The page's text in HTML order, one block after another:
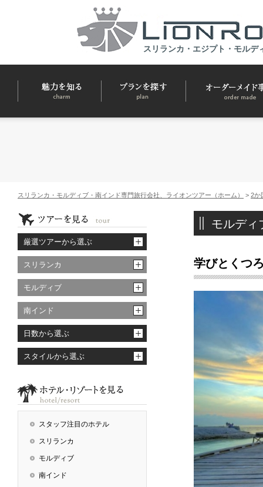
スリランカ・エジプト・モル
スリランカ・モルディブ・南インド専門旅行会社、ライオンツアー（ホーム） > 2か
モルディ
学びとくつ
厳選ツアーから選ぶ
スリランカ
モルディブ
南インド
日数から選ぶ
スタイルから選ぶ
スタッフ注目のホテル
スリランカ
モルディブ
南インド